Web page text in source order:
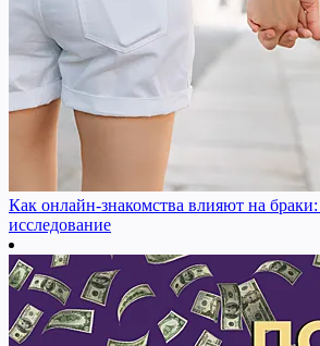
Как онлайн-знакомства влияют на браки:
исследование